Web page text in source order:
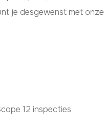
je desgewenst met